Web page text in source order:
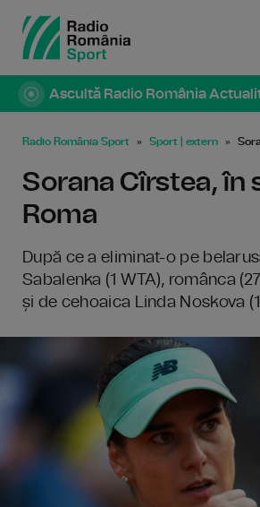
Ascultă Radio România
Radio România Sport Sport | extern
Sorana Cîrstea, în
Roma
După ce a eliminat-o pe
Sabalenka (1 WTA), românca
și de cehoaica Linda Noskova